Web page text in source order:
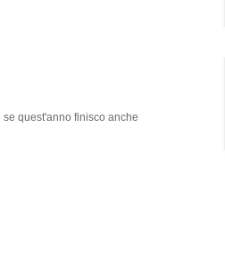
quest'anno finisco anche